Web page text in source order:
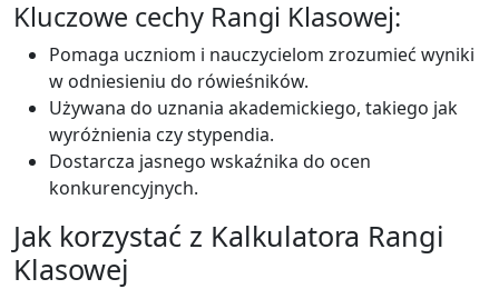
Kluczowe cechy Rangi Klasowej:
Pomaga uczniom i nauczycielom zrozumieć wyniki
w odniesieniu do rówieśników.
Używana do uznania akademickiego, takiego jak
wyróżnienia czy stypendia.
Dostarcza jasnego wskaźnika do ocen
konkurencyjnych.
Jak korzystać z Kalkulatora Rangi
Klasowej